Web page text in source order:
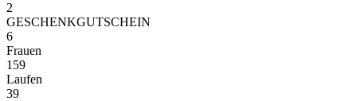
2
GESCHENKGUTSCHEIN
6
Frauen
159
Laufen
39